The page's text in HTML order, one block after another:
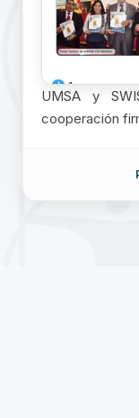
UMSA y
cooperación